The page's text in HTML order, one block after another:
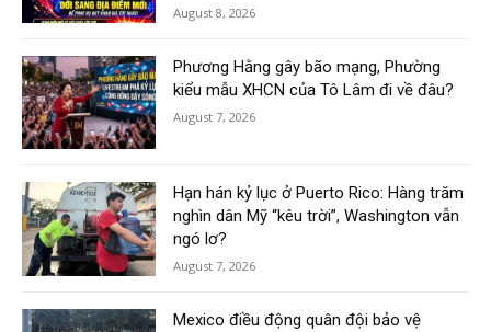
August 8, 2026
Phương Hằng gây bão mạng, Phường
kiểu mẫu XHCN của Tô Lâm đi về đâu?
August 7, 2026
Hạn hán kỷ lục ở Puerto Rico: Hàng trăm
nghìn dân Mỹ “kêu trời”, Washington vẫn
ngó lơ?
August 7, 2026
Mexico điều động quân đội bảo vệ